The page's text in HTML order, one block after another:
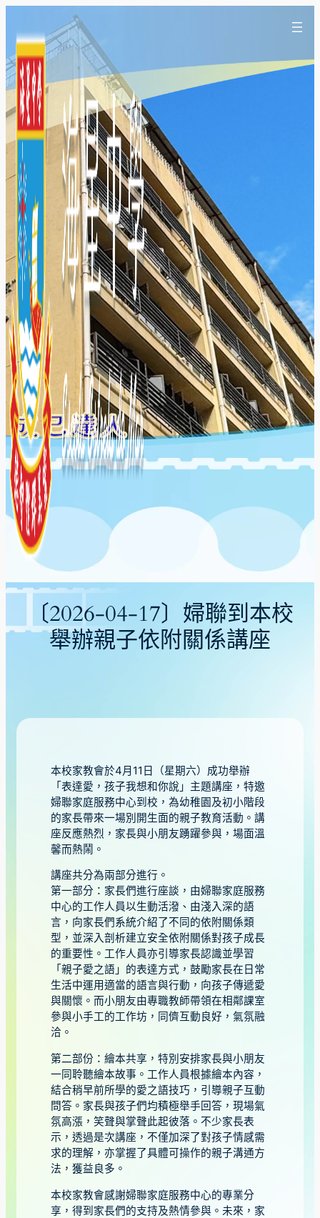
〔2026-04-17〕婦聯到本校
舉辦親子依附關係講座
本校家教會於4月11日（星期六）成功舉辦
「表達愛，孩子我想和你說」主題講座，特邀
婦聯家庭服務中心到校，為幼稚園及初小階段
的家長帶來一場別開生面的親子教育活動。講
座反應熱烈，家長與小朋友踴躍參與，場面溫
馨而熱鬧。
講座共分為兩部分進行。
第一部分：家長們進行座談，由婦聯家庭服務
中心的工作人員以生動活潑、由淺入深的語
言，向家長們系統介紹了不同的依附關係類
型，並深入剖析建立安全依附關係對孩子成長
的重要性。工作人員亦引導家長認識並學習
「親子愛之語」的表達方式，鼓勵家長在日常
生活中運用適當的語言與行動，向孩子傳遞愛
與關懷。而小朋友由專職教師帶領在相鄰課室
參與小手工的工作坊，同儕互動良好，氣氛融
洽。
第二部份：繪本共享，特別安排家長與小朋友
一同聆聽繪本故事。工作人員根據繪本內容，
結合稍早前所學的愛之語技巧，引導親子互動
問答。家長與孩子們均積極舉手回答，現場氣
氛高漲，笑聲與掌聲此起彼落。不少家長表
示，透過是次講座，不僅加深了對孩子情感需
求的理解，亦掌握了具體可操作的親子溝通方
法，獲益良多。
本校家教會感謝婦聯家庭服務中心的專業分
享，得到家長們的支持及熱情參與。未來，家